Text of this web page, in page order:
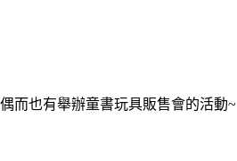
偶而也有舉辦童書玩具販售會的活動~